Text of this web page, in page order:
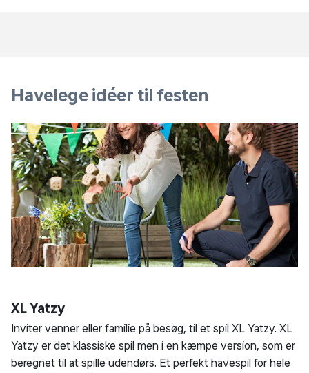
Havelege idéer til festen
XL Yatzy
Inviter venner eller familie på besøg, til et spil XL Yatzy. XL
Yatzy er det klassiske spil men i en kæmpe version, som er
beregnet til at spille udendørs. Et perfekt havespil for hele